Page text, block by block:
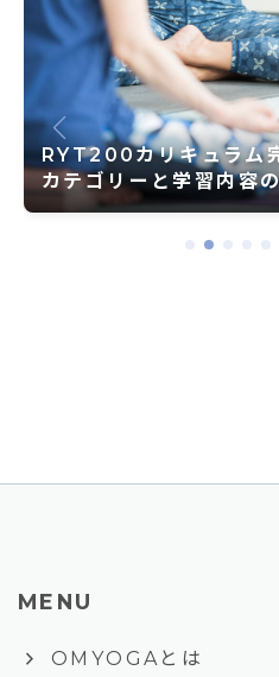
心と身体の声に耳を傾
る瞑想とヨガの価値
MENU
keyboard_arrow_right OMYOGAとは